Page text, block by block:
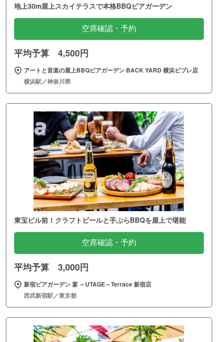
地上30m屋上スカイテラスで本格BBQビアガーデン
空席確認・予約
平均予算 4,500円
アートと音楽の屋上BBQビアガーデン BACK YARD 横浜ビブレ店
横浜駅／神奈川県
東宝ビル前！クラフトビールと手ぶらBBQを屋上で堪能
空席確認・予約
平均予算 3,000円
新宿ビアガーデン 宴 ～UTAGE～Terrace 新宿店
西武新宿駅／東京都